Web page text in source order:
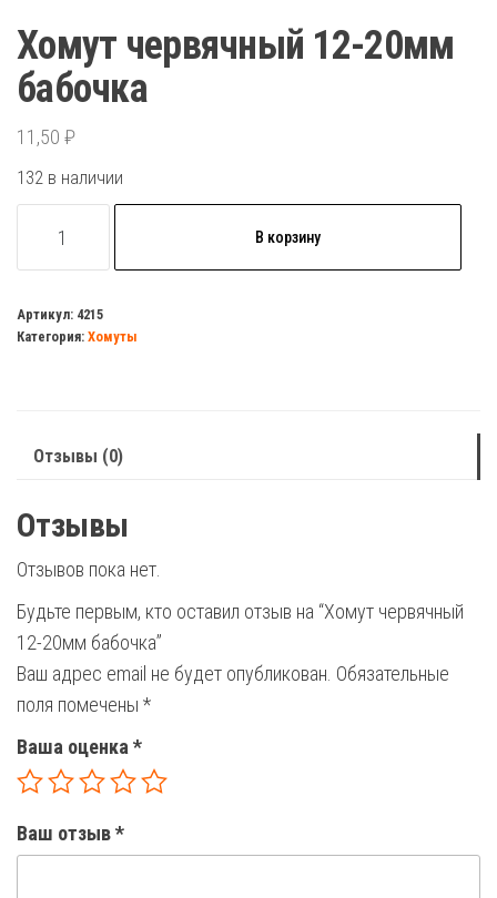
Хомут червячный 12-20мм
бабочка
11,50 ₽
132 в наличии
товара
червячный
12-
В корзину
Артикул: 4215
Категория: Хомуты
Отзывы (0)
Отзывы
Отзывов пока нет.
Будьте первым, кто оставил отзыв на “Хомут червячный
12-20мм бабочка”
Ваш адрес email не будет опубликован. Обязательные
поля помечены *
Ваша оценка *
Ваш отзыв*